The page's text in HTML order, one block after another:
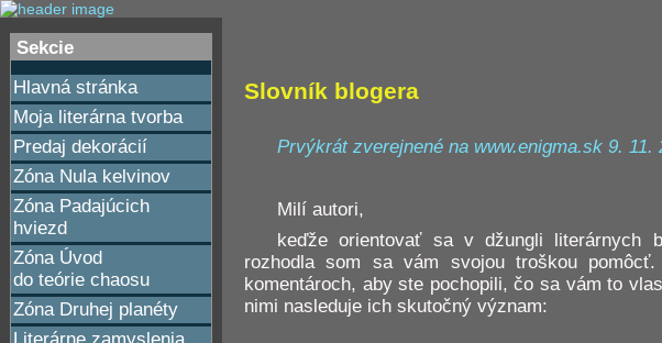
Sekcie
Hlavná stránka
Moja literárna tvorba
Predaj dekorácií
Zóna Nula kelvinov
Zóna Padajúcich
hviezd
Zóna Úvod
do teórie chaosu
Zóna Druhej planéty
Slovník blogera
Prvýkrát zverejnené na www.enigma.sk 9. 11.
Milí autori,
keďže orientovať sa v džungli literárnych
rozhodla som sa vám svojou troškou
komentároch, aby ste pochopili, čo sa vám to
nimi nasleduje ich skutočný význam: